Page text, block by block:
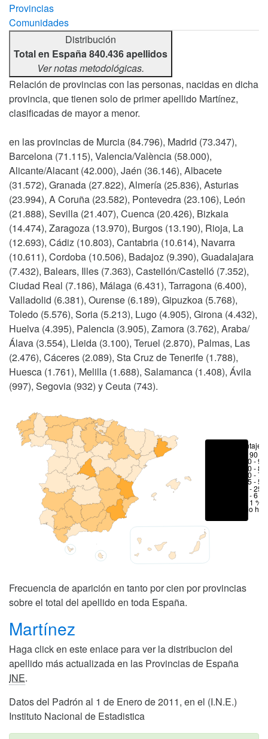
Provincias
Comunidades
Distribución
Total en España 840.436 apellidos
Ver notas metodológicas.
Relación de provincias con las personas, nacidas en dicha
provincia, que tienen solo de primer apellido Martínez,
clasificadas de mayor a menor.
en las provincias de Murcia (84.796), Madrid (73.347),
Barcelona (71.115), Valencia/València (58.000),
Alicante/Alacant (42.000), Jaén (36.146), Albacete
(31.572), Granada (27.822), Almería (25.836), Asturias
(23.994), A Coruña (23.582), Pontevedra (23.106), León
(21.888), Sevilla (21.407), Cuenca (20.426), Bizkaia
(14.474), Zaragoza (13.970), Burgos (13.190), Rioja, La
(12.693), Cádiz (10.803), Cantabria (10.614), Navarra
(10.611), Cordoba (10.506), Badajoz (9.390), Guadalajara
(7.432), Balears, Illes (7.363), Castellón/Castelló (7.352),
Ciudad Real (7.186), Málaga (6.431), Tarragona (6.400),
Valladolid (6.381), Ourense (6.189), Gipuzkoa (5.768),
Toledo (5.576), Soria (5.213), Lugo (4.905), Girona (4.432),
Huelva (4.395), Palencia (3.905), Zamora (3.762), Araba/
Álava (3.554), Lleida (3.100), Teruel (2.870), Palmas, Las
(2.476), Cáceres (2.089), Sta Cruz de Tenerife (1.788),
Huesca (1.761), Melilla (1.688), Salamanca (1.408), Ávila
(997), Segovia (932) y Ceuta (743).
Porcentajes
> 90 %
80 -
70 -
50 -
25 -
6 - 25
1 - 6 %
< 1 %
No hay
Frecuencia de aparición en tanto por cien por provincias
sobre el total del apellido en toda España.
Martínez
Haga click en este enlace para ver la distribucion del
apellido más actualizada en las Provincias de España
INE.
Datos del Padrón al 1 de Enero de 2011, en el (I.N.E.)
Instituto Nacional de Estadistica